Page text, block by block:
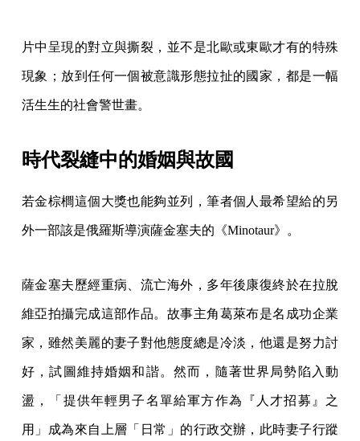
片中呈現的對立與撕裂，並不是北歐或東歐才有的特殊
現象；放到任何一個被意識形態拉扯的國家，都是一幅
活生生的社會警世畫。
時代裂縫中的婚姻與故國
若金棕櫚這個大獎也能夠並列，筆者個人最希望給的另
外一部該是俄羅斯導演薩金塞夫的《Minotaur》。
薩金塞夫歷經重病、流亡海外，多年後康復終於在拉脫
維亞拍攝完成這部作品。故事主角葛萊布是名成功企業
家，雖然美麗的妻子對他態度總是冷淡，他還是努力討
好，試圖維持婚姻和諧。然而，隨著世界局勢陷入動
盪，「提供年輕男子名單給軍方作為『人才招募』之
用」成為來自上層「日常」的行政交辦，此時妻子行蹤